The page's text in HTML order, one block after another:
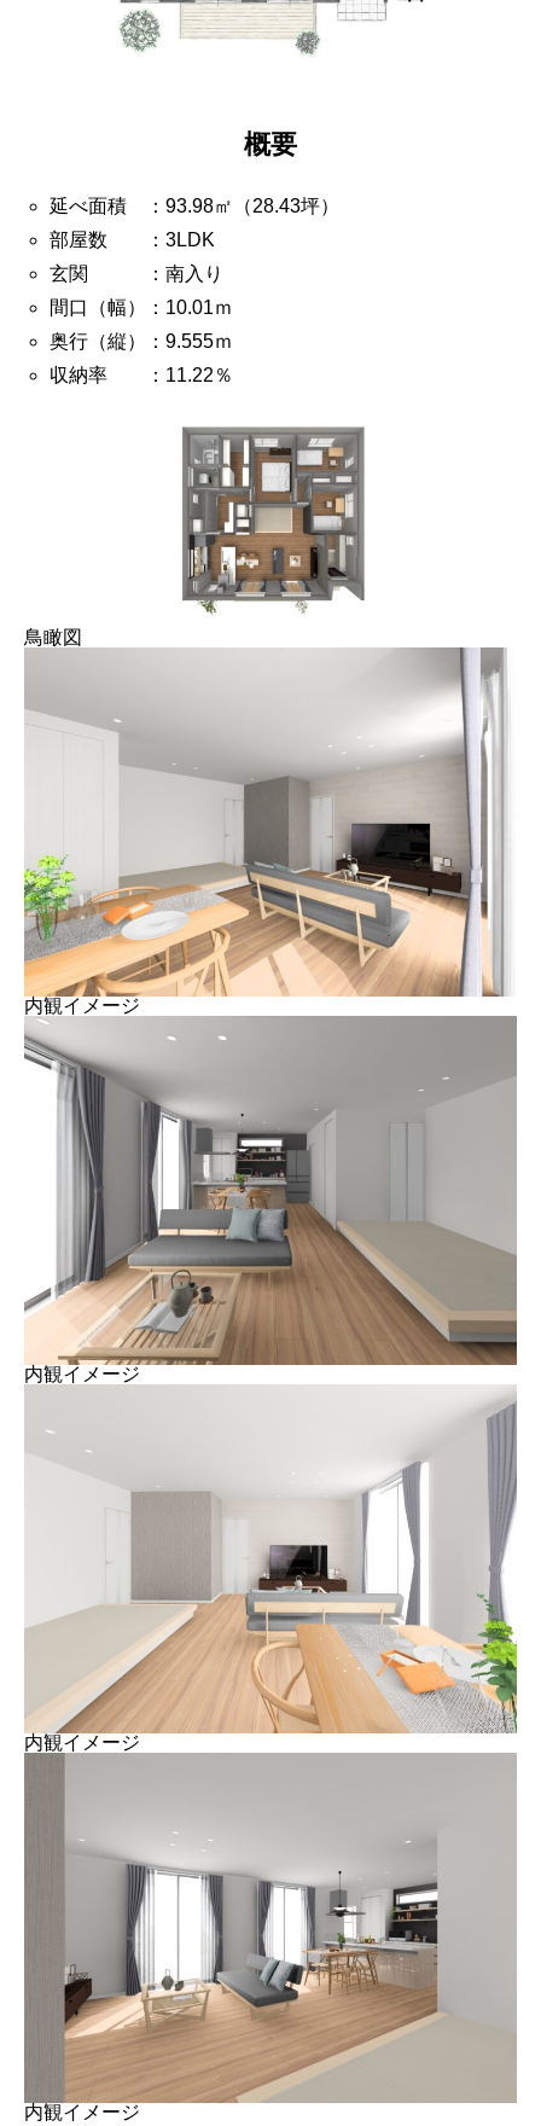
概要
延べ面積 ：93.98㎡（28.43坪）
部屋数 ：3LDK
玄関 ：南入り
間口（幅）：10.01ｍ
奥行（縦）：9.555ｍ
収納率 ：11.22％
鳥瞰図
内観イメージ
内観イメージ
内観イメージ
内観イメージ